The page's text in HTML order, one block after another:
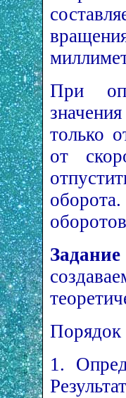
При
только
от
Порядок
1.